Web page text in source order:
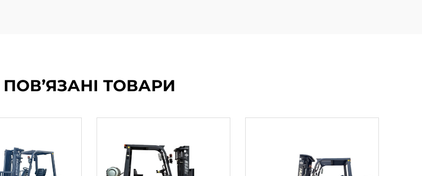
ПОВ’ЯЗАНІ ТОВАРИ